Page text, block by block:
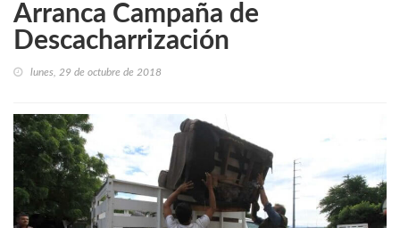
Arranca Campaña de
Descacharrización
lunes, 29 de octubre de 2018